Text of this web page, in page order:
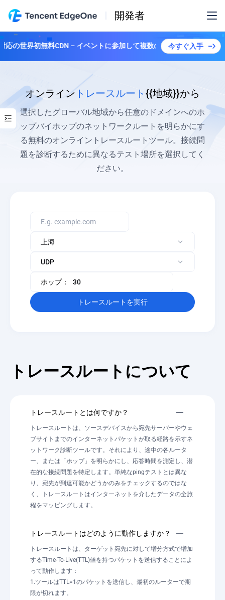
開発者
世界初無料CDN – イベントに参加して複数のプランを解除しよう！
今すぐ入手
オンライントレースルート {{地域}}から
選択したグローバル地域から任意のドメインへのホ
ップバイホップのネットワークルートを明らかにす
る無料のオンライントレースルートツール。接続問
題を診断するために異なるテスト場所を選択してく
ださい。
ホップ：
トレースルートを実行
トレースルートについて
トレースルートとは何ですか？
トレースルートは、ソースデバイスから宛先サーバーやウェ
ブサイトまでのインターネットパケットが取る経路を示すネ
ットワーク診断ツールです。それにより、途中の各ルータ
ー、または「ホップ」を明らかにし、応答時間を測定し、潜
在的な接続問題を特定します。単純なpingテストとは異な
り、宛先が到達可能かどうかのみをチェックするのではな
く、トレースルートはインターネットを介したデータの全旅
程をマッピングします。
トレースルートはどのように動作しますか？
トレースルートは、ターゲット宛先に対して増分方式で増加
するTime-To-Live(TTL)値を持つパケットを送信することによ
って動作します：
1.ツールはTTL=1のパケットを送信し、最初のルーターで期
限が切れます。